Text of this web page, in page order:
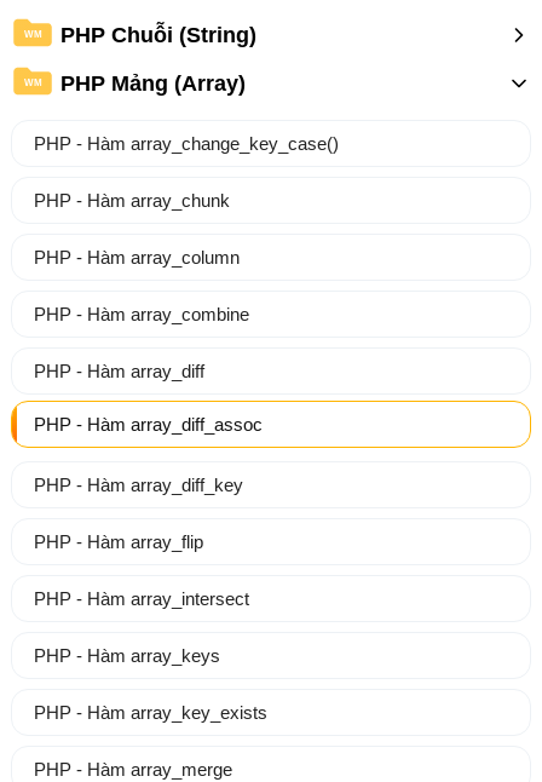
WM PHP Chuỗi (String)
WM PHP Mảng (Array)
PHP - Hàm array_change_key_case()
PHP - Hàm array_chunk
PHP - Hàm array_column
PHP - Hàm array_combine
PHP - Hàm array_diff
PHP - Hàm array_diff_assoc
PHP - Hàm array_diff_key
PHP - Hàm array_flip
PHP - Hàm array_intersect
PHP - Hàm array_keys
PHP - Hàm array_key_exists
PHP - Hàm array_merge